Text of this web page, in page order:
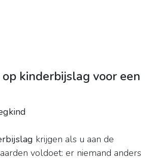
kinderbijslag voor een
krijgen als u aan de
voldoet: er niemand anders